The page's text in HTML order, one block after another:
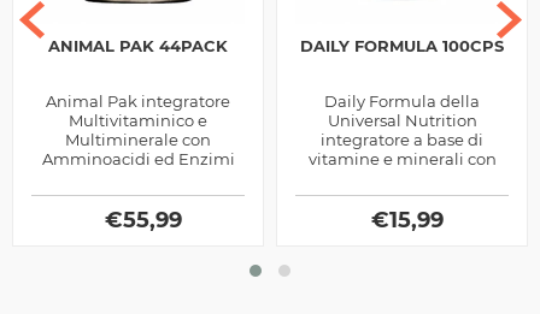
ANIMAL PAK 44PACK
Animal Pak integratore
Multivitaminico e
Multiminerale con
Amminoacidi ed Enzimi
Universal Nutrition, ottimo
per chi pratica sport
€55,99
DAILY FORMULA 100CPS
Daily Formula della
Universal Nutrition
integratore a base di
vitamine e minerali con
vegetali, utile per favorire i
numerosi processi...
€15,99